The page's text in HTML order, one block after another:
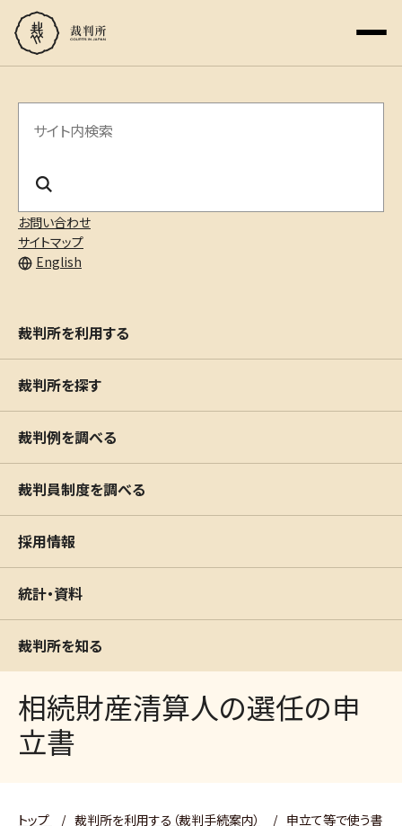
お問い合わせ
サイトマップ
English
サ
内
検
裁判所を利用する
裁判所を探す
裁判例を調べる
裁判員制度を調べる
採用情報
統計・資料
裁判所を知る
相続財産清算人の選任の申
立書
トップ / 裁判所を利用する（裁判手続案内） / 申立て等で使う書